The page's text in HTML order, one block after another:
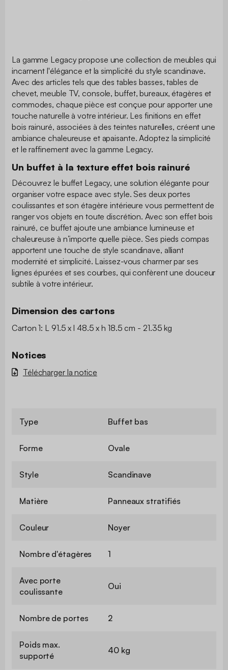
La gamme Legacy propose une collection de meubles qui
incarnent l'élégance et la simplicité du style scandinave.
Avec des articles tels que des tables basses, tables de
chevet, meuble TV, console, buffet, bureaux, étagères et
commodes, chaque pièce est conçue pour apporter une
touche naturelle à votre intérieur. Les finitions en effet
bois rainuré, associées à des teintes naturelles, créent une
ambiance chaleureuse et apaisante. Adoptez la simplicité
et le raffinement avec la gamme Legacy.
Un buffet à la texture effet bois rainuré
Découvrez le buffet Legacy, une solution élégante pour
organiser votre espace avec style. Ses deux portes
coulissantes et son étagère intérieure vous permettent de
ranger vos objets en toute discrétion. Avec son effet bois
rainuré, ce buffet ajoute une ambiance lumineuse et
chaleureuse à n’importe quelle pièce. Ses pieds compas
apportent une touche de style scandinave, alliant
modernité et simplicité. Laissez-vous charmer par ses
lignes épurées et ses courbes, qui confèrent une douceur
subtile à votre intérieur.
Dimension des cartons
Carton 1: L 91.5 x l 48.5 x h 18.5 cm - 21.35 kg
Notices
Télécharger la notice
Type Buffet bas
Forme Ovale
Style Scandinave
Matière Panneaux stratifiés
Couleur Noyer
Nombre d'étagères 1
Avec porte
coulissante
Oui
Nombre de portes 2
Poids max.
supporté
40 kg